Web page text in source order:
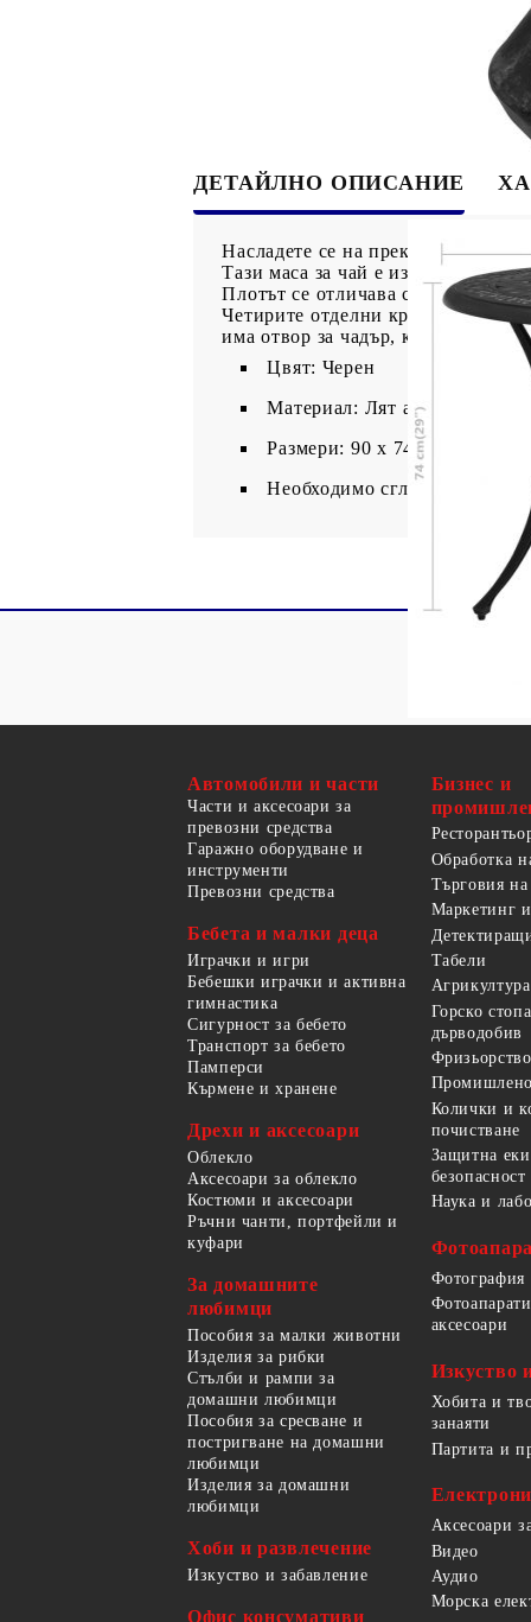
ДЕТАЙЛНО ОПИСАНИЕ
Насладете се на прекрасен
Тази маса за чай е изработена от
Плотът се отличава с уникален
Четирите отделни крака ви
има отвор за чадър, който може
Цвят: Черен
Материал: Лят алуминий
Размери: 90 x 74 см
Необходимо сглобяване: Да
Автомобили и части
Части и аксесоари за
превозни средства
Гаражно оборудване и
инструменти
Превозни средства
Бебета и малки деца
Играчки и игри
Бебешки играчки и активна
гимнастика
Сигурност за бебето
Транспорт за бебето
Памперси
Кърмене и хранене
Дрехи и аксесоари
Облекло
Аксесоари за облекло
Костюми и аксесоари
Ръчни чанти, портфейли и
куфари
За домашните
любимци
Пособия за малки животни
Изделия за рибки
Стълби и рампи за
домашни любимци
Пособия за сресване и
постригване на домашни
любимци
Изделия за домашни
любимци
Хоби и развлечение
Изкуство и забавление
Офис консумативи
Бизнес и
Обработка
Търговия
Маркетинг
Табели
Агрикултура
Горско
дърводобив
Колички и
почистване
Защитна
Наука и
Фотография
аксесоари
Изкуство
Хобита и
занаяти
Партита и
Аксесоари
Видео
Аудио
Морска